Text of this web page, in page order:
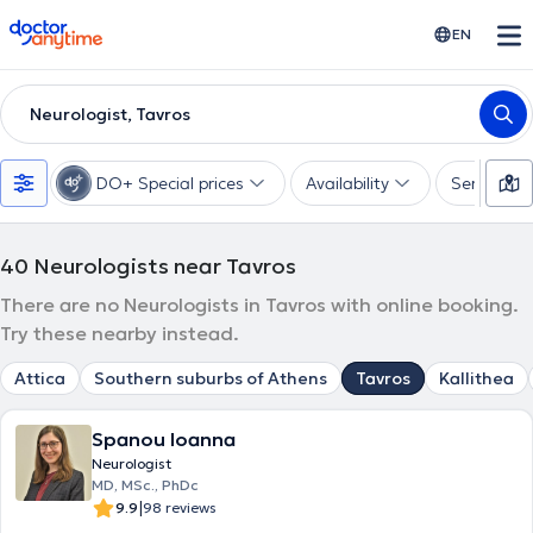
doctoranytime EN
Neurologist, Tavros
DO+ Special prices Availability Services
40 Neurologists near Tavros
There are no Neurologists in Tavros with online booking.
Try these nearby instead.
Attica Southern suburbs of Athens Tavros Kallithea
Spanou Ioanna
Neurologist
MD, MSc., PhDc
9.9|98 reviews